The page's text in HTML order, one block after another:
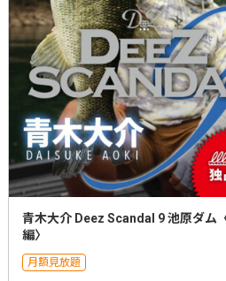
青木大介 Deez Scandal 9 池原ダム
編〉
月額見放題